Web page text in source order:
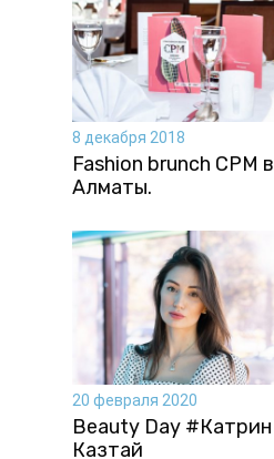
8 декабря 2018
Fashion brunch CPM в
Алматы.
20 февраля 2020
Beauty Day #Катрин
Казтай